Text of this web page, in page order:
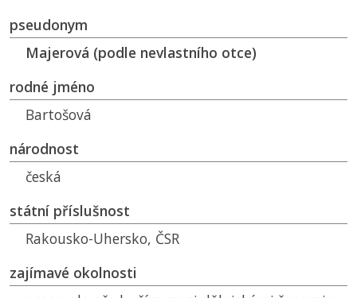
pseudonym
Majerová (podle nevlastního otce)
rodné jméno
Bartošová
národnost
česká
státní příslušnost
Rakousko-Uhersko, ČSR
zajímavé okolnosti